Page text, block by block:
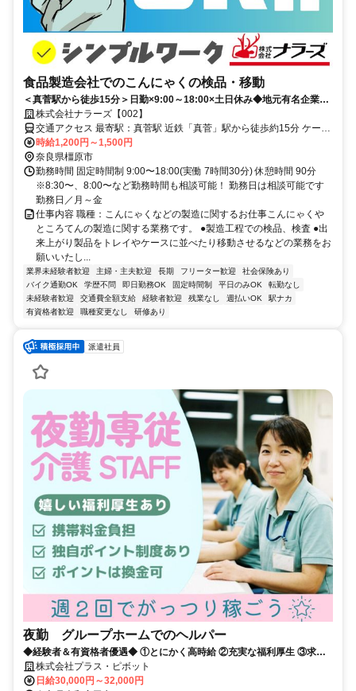
食品製造会社でのこんにゃくの検品・移動
＜真菅駅から徒歩15分＞日勤×9:00～18:00×土日休み◆地元有名企業！
20～50代男性が幅広く活躍中
株式会社ナラーズ【002】
交通アクセス 最寄駅：真菅駅 近鉄「真菅」駅から徒歩約15分 ケーズ
デンキ橿原北店近く 京奈和自動車道、橿原北インター近く 車・バイ
ク通勤OK ★大和高田市、桜井市、奈良市、田原本町、香芝市、葛城
市、御所市、宇陀市、広陵町、天理市など周辺エリアから通勤するス
タッフがたくさんいますよ(^^)
時給1,200円～1,500円
奈良県橿原市
勤務時間 固定時間制 9:00〜18:00(実働 7時間30分) 休憩時間 90分
※8:30〜、8:00〜など勤務時間も相談可能！ 勤務日は相談可能です
勤務日／月～金
仕事内容 職種：こんにゃくなどの製造に関するお仕事こんにゃくや
ところてんの製造に関する業務です。 ●製造工程での検品、検査 ●出
来上がり製品をトレイやケースに並べたり移動させるなどの業務をお
願いいたし...
業界未経験者歓迎 主婦・主夫歓迎 長期 フリーター歓迎
社会保険あり
バイク通勤OK
学歴不問 即日勤務OK 固定時間制 平日のみOK
転勤なし
未経験者歓迎
交通費全額支給 経験者歓迎 残業なし 週払いOK
駅ナカ
有資格者歓迎
職種変更なし 研修あり
派遣社員
夜勤 グループホームでのヘルパー
◆経験者＆有資格者優遇◆ ①とにかく高時給 ②充実な福利厚生 ③求人
数が豊富 だから現役の介護士から「+ホップ」が選ばれています！
株式会社プラス・ピボット
日給30,000円～32,000円